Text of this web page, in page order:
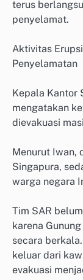
terus
penyelamat.
Aktivitas
Penyelamatan
Kepala Kantor
mengatakan
dievakuasi
Menurut Iwan,
Singapura,
warga negara
Tim SAR
karena
secara
keluar dari
evakuasi